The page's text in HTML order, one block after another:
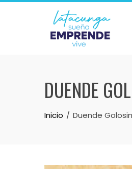
Skip
DUENDE
Inicio Duende